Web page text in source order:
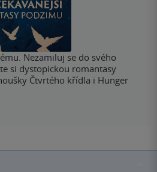
Nezamiluj se do svého
si dystopickou romantasy
Čtvrtého křídla i Hunger